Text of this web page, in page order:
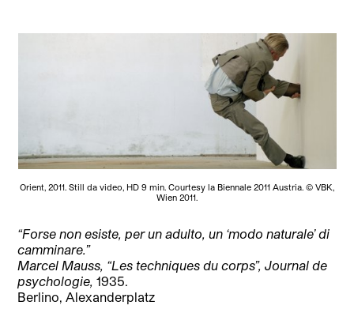
Orient, 2011. Still da video, HD 9 min. Courtesy la Biennale 2011 Austria. © VBK,
Wien 2011.
“Forse non esiste, per un adulto, un ‘modo naturale’ di
camminare.”
Marcel Mauss, “Les techniques du corps”, Journal de
psychologie,1935.
Berlino, Alexanderplatz